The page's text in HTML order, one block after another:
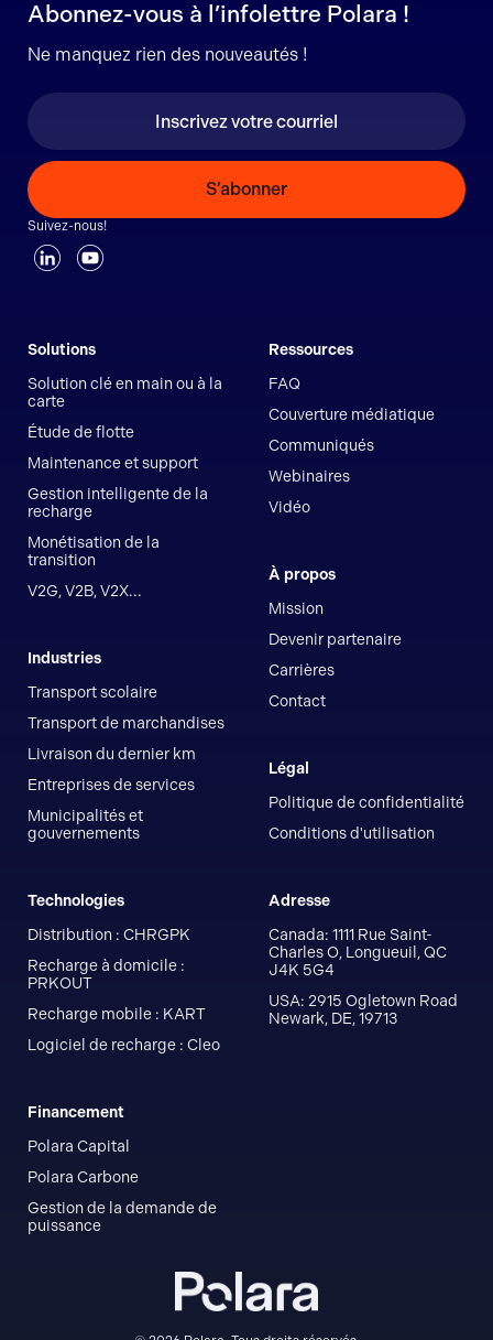
Suivez-nous!
Abonnez-vous à l’infolettre Polara !
Ne manquez rien des nouveautés !
S’abonner
Solutions
Solution clé en main ou à la
carte
Étude de flotte
Maintenance et support
Gestion intelligente de la
recharge
Monétisation de la
transition
V2G, V2B, V2X...
Industries
Transport scolaire
Transport de marchandises
Livraison du dernier km
Entreprises de services
Municipalités et
gouvernements
Technologies
Distribution : CHRGPK
Recharge à domicile :
PRKOUT
Recharge mobile : KART
Logiciel de recharge : Cleo
Financement
Polara Capital
Polara Carbone
Gestion de la demande de
puissance
Ressources
FAQ
Couverture médiatique
Communiqués
Webinaires
Vidéo
À propos
Mission
Devenir partenaire
Carrières
Contact
Légal
Politique de confidentialité
Conditions d'utilisation
Adresse
Canada: 1111 Rue Saint-
Charles O, Longueuil, QC
J4K 5G4
USA: 2915 Ogletown Road
Newark, DE, 19713